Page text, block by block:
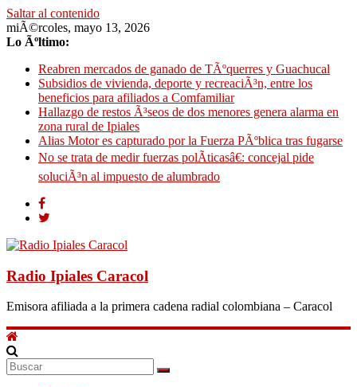
Saltar al contenido
miÃ©rcoles, mayo 13, 2026
Lo Ãºltimo:
Reabren mercados de ganado de TÃºquerres y Guachucal
Subsidios de vivienda, deporte y recreaciÃ³n, entre los
beneficios para afiliados a Comfamiliar
Hallazgo de restos Ã³seos de dos menores genera alarma en
zona rural de Ipiales
Alias Motor es capturado por la Fuerza PÃºblica tras fugarse
No se trata de medir fuerzas polÃ­ticasâ€: concejal pide
soluciÃ³n al impuesto de alumbrado
Radio Ipiales Caracol
Emisora afiliada a la primera cadena radial colombiana – Caracol